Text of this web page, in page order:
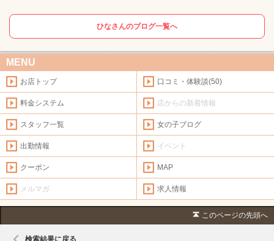
ひなさんのブログ一覧へ
MENU
お店トップ 口コミ・体験談(50)
料金システム 店からの新着情報
スタッフ一覧 女の子ブログ
出勤情報 イベント
クーポン MAP
メルマガ 求人情報
このページの先頭へ
検索結果に戻る